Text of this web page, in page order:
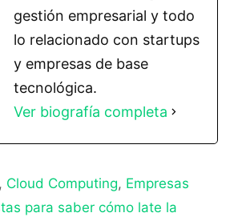
gestión empresarial y todo
lo relacionado con startups
y empresas de base
tecnológica.
Ver biografía completa
, Cloud Computing, Empresas
para saber cómo late la